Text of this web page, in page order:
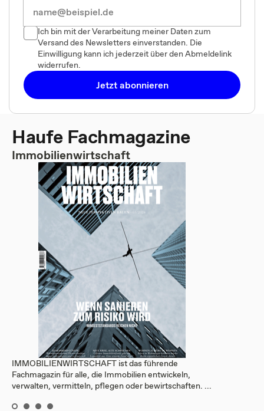
Ich bin mit der Verarbeitung meiner Daten zum
Versand des Newsletters einverstanden. Die
Einwilligung kann ich jederzeit über den Abmeldelink
widerrufen.
Jetzt abonnieren
Haufe Fachmagazine
Immobilienwirtschaft
IMMOBILIENWIRTSCHAFT ist das führende
Fachmagazin für alle, die Immobilien entwickeln,
verwalten, vermitteln, pflegen oder bewirtschaften. ...